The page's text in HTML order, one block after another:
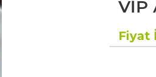
VİP
Fiyat